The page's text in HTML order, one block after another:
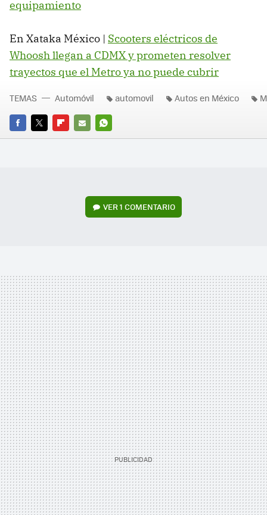
equipamiento
En Xataka México | Scooters eléctricos de
Whoosh llegan a CDMX y prometen resolver
trayectos que el Metro ya no puede cubrir
FACEBOOK
TWITTERFLIPBOARD
E-
WHATSAPP
TEMAS Automóvil automovil Autos en México
VER1 COMENTARIO